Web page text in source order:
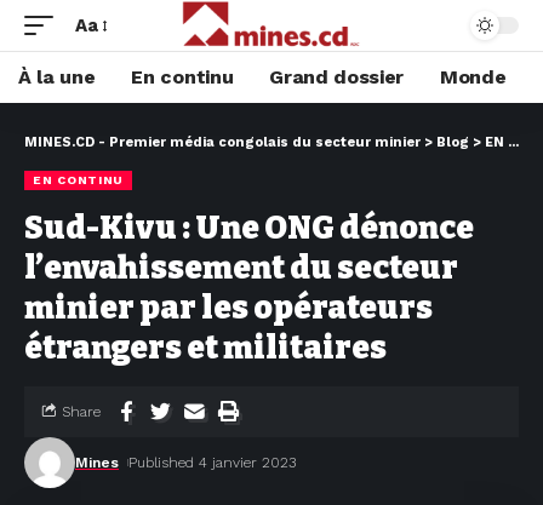
Aa
À la une En continu Grand dossier Monde
MINES.CD - Premier média congolais du secteur minier > Blog > EN CONTINU
EN CONTINU
Sud-Kivu : Une ONG dénonce
l’envahissement du secteur
minier par les opérateurs
étrangers et militaires
Mines Published 4 janvier 2023
Share